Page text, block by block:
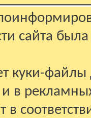
сайта
куки-файлы
в
в